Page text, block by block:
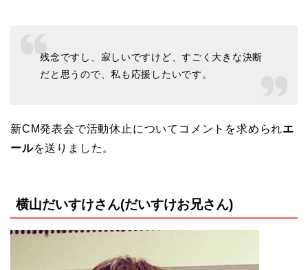
残念ですし、寂しいですけど、すごく大きな決断
だと思うので、私も応援したいです。
新CM発表会で活動休止についてコメントを求められエ
ールを送りました。
横山だいすけさん(だいすけお兄さん)